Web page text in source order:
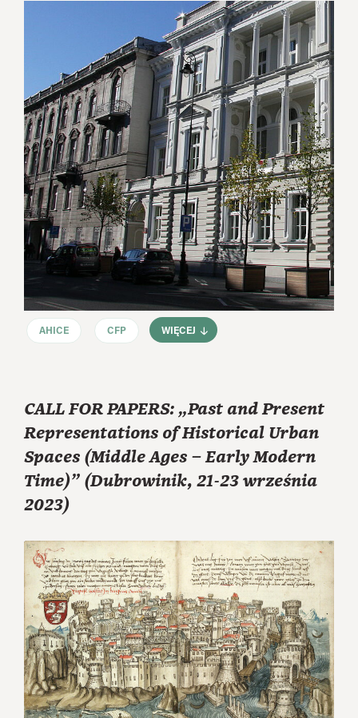
AHICE CFP WIĘCEJ
CALL FOR PAPERS: „Past and Present
Representations of Historical Urban
Spaces (Middle Ages – Early Modern
Time)” (Dubrowinik, 21-23 września
2023)